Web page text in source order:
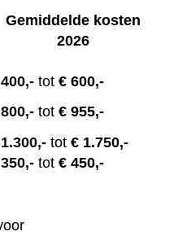
Gemiddelde kosten
2026
400,- tot € 600,-
800,- tot € 955,-
1.300,- tot € 1.750,-
350,- tot € 450,-